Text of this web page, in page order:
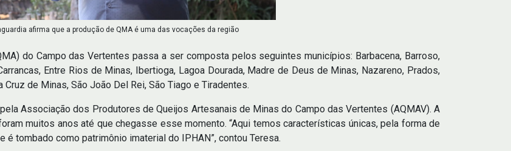
afirma que a produção de QMA é uma das vocações da região
do Campo das Vertentes passa a ser composta pelos seguintes municípios: Barbacena, Barroso,
Entre Rios de Minas, Ibertioga, Lagoa Dourada, Madre de Deus de Minas, Nazareno, Prados,
de Minas, São João Del Rei, São Tiago e Tiradentes.
Associação dos Produtores de Queijos Artesanais de Minas do Campo das Vertentes (AQMAV). A
muitos anos até que chegasse esse momento. “Aqui temos características únicas, pela forma de
tombado como patrimônio imaterial do IPHAN”, contou Teresa.